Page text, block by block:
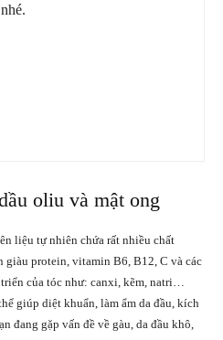
oliu và mật ong
liệu tự nhiên chứa rất nhiều chất
protein, vitamin B6, B12, C và các
của tóc như: canxi, kẽm, natri…
giúp diệt khuẩn, làm ẩm da đầu, kích
đang gặp vấn đề về gàu, da đầu khô,